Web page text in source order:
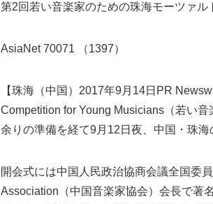
第2回若い音楽家のための珠海モーツァ
AsiaNet 70071 （1397）
【珠海（中国）2017年9月14日PR
Competition for Young Musicians（若い
余りの準備を経て9月12日夜、中国・珠
開会式には中国人民政治協商会議全国委
Association（中国音楽家協会）会長で著